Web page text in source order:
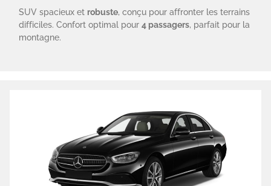
SUV spacieux et robuste, conçu pour affronter les terrains
difficiles. Confort optimal pour 4 passagers, parfait pour la
montagne.